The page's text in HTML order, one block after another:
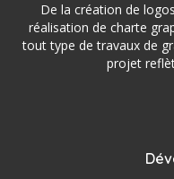
De la création de
réalisation de charte
tout type de travaux de
projet